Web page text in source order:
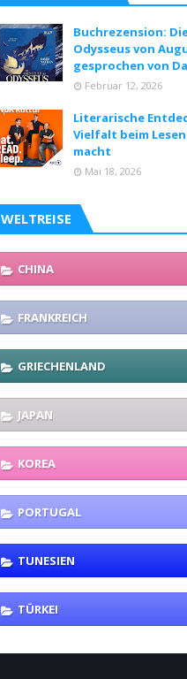
Buchrezension:
Odysseus von
gesprochen von
Februar 12, 2026
Literarische
Vielfalt beim
macht
Mai 18, 2026
WELTREISE
CHINA
FRANKREICH
GRIECHENLAND
JAPAN
KOREA
PORTUGAL
TUNESIEN
TÜRKEI